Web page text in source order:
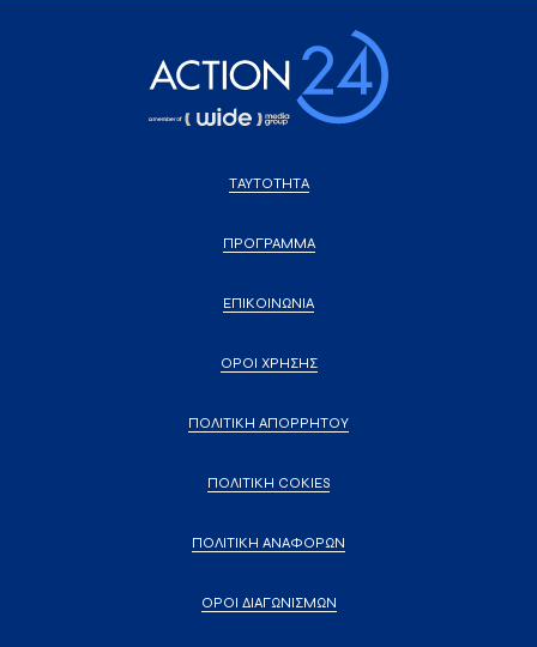
ΤΑΥΤΟΤΗΤΑ
ΠΡΟΓΡΑΜΜΑ
ΕΠΙΚΟΙΝΩΝΙΑ
ΟΡΟΙ ΧΡΗΣΗΣ
ΠΟΛΙΤΙΚΗ ΑΠΟΡΡΗΤΟΥ
ΠΟΛΙΤΙΚΗ COKIES
ΠΟΛΙΤΙΚΗ ΑΝΑΦΟΡΩΝ
ΟΡΟΙ ΔΙΑΓΩΝΙΣΜΩΝ